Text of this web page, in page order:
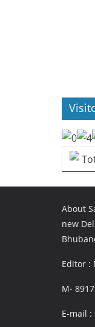
About
new
Editor :
M-
E-mail